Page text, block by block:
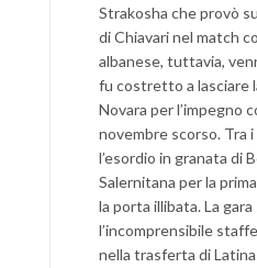
Strakosha che provò
di Chiavari nel match
albanese, tuttavia,
fu costretto a lasciare
Novara per l’impegno
novembre scorso. Tra
l’esordio in granata di
Salernitana per la
la porta illibata. La
l’incomprensibile
nella trasferta di